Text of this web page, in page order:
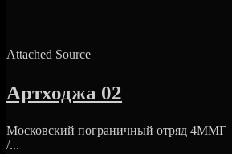
Attached Source
Артходжа 02
Московский пограничный отряд
/...